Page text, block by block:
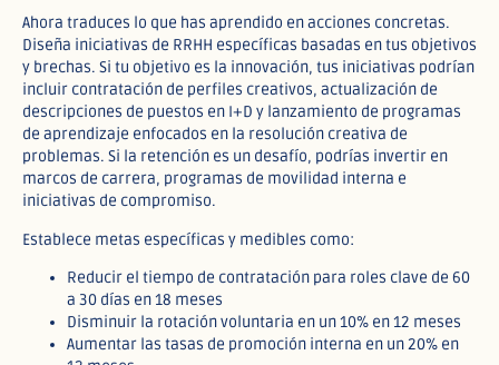
Ahora traduces lo que has aprendido en acciones concretas.
Diseña iniciativas de RRHH específicas basadas en tus objetivos
y brechas. Si tu objetivo es la innovación, tus iniciativas podrían
incluir contratación de perfiles creativos, actualización de
descripciones de puestos en I+D y lanzamiento de programas
de aprendizaje enfocados en la resolución creativa de
problemas. Si la retención es un desafío, podrías invertir en
marcos de carrera, programas de movilidad interna e
iniciativas de compromiso.
Establece metas específicas y medibles como:
Reducir el tiempo de contratación para roles clave de 60
a 30 días en 18 meses
Disminuir la rotación voluntaria en un 10% en 12 meses
Aumentar las tasas de promoción interna en un 20% en